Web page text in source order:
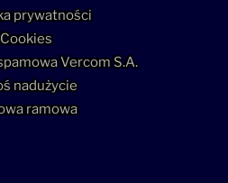
prywatności
Cookies
Vercom S.A.
nadużycie
ramowa